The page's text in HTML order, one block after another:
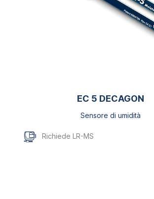
EC 5 DECAGON
Sensore di umidità
Richiede LR-MS